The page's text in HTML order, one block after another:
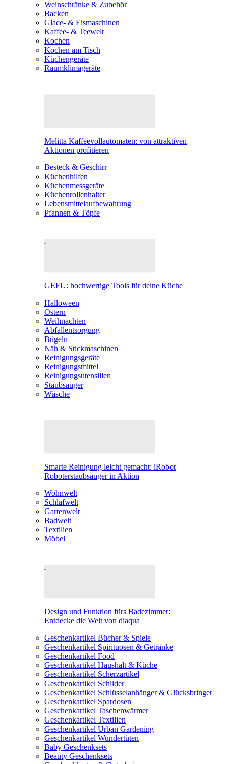
Weinschränke & Zubehör
Backen
Glace- & Eismaschinen
Kaffee- & Teewelt
Kochen
Kochen am Tisch
Küchengeräte
Raumklimageräte
Melitta Kaffeevollautomaten: von attraktiven
Aktionen profitieren
Besteck & Geschirr
Küchenhilfen
Küchenmessgeräte
Küchenrollenhalter
Lebensmittelaufbewahrung
Pfannen & Töpfe
GEFU: hochwertige Tools für deine Küche
Halloween
Ostern
Weihnachten
Abfallentsorgung
Bügeln
Näh & Stickmaschinen
Reinigungsgeräte
Reinigungsmittel
Reinigungsutensilien
Staubsauger
Wäsche
Smarte Reinigung leicht gemacht: iRobot
Roboterstaubsauger in Aktion
Wohnwelt
Schlafwelt
Gartenwelt
Badwelt
Textilien
Möbel
Design und Funktion fürs Badezimmer:
Entdecke die Welt von diaqua
Geschenkartikel Bücher & Spiele
Geschenkartikel Spirituosen & Getränke
Geschenkartikel Food
Geschenkartikel Haushalt & Küche
Geschenkartikel Scherzartikel
Geschenkartikel Schilder
Geschenkartikel Schlüsselanhänger & Glücksbringer
Geschenkartikel Spardosen
Geschenkartikel Taschenwärmer
Geschenkartikel Textilien
Geschenkartikel Urban Gardening
Geschenkartikel Wundertüten
Baby Geschenksets
Beauty Geschenksets